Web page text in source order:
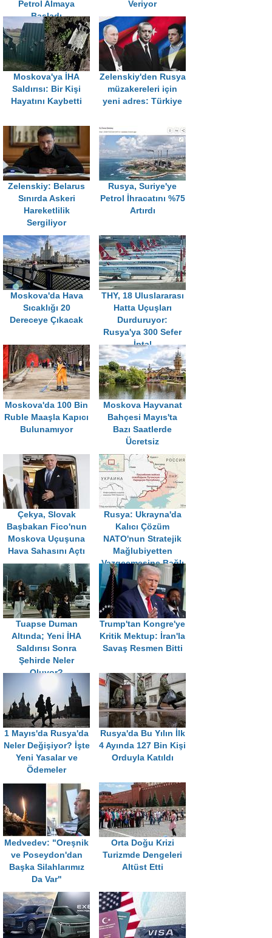
Petrol Almaya
Başladı
Veriyor
Moskova'ya İHA
Saldırısı: Bir Kişi
Hayatını Kaybetti
Zelenskiy'den Rusya
müzakereleri için
yeni adres: Türkiye
Zelenskiy: Belarus
Sınırda Askeri
Hareketlilik
Sergiliyor
Rusya, Suriye'ye
Petrol İhracatını %75
Artırdı
Moskova'da Hava
Sıcaklığı 20
Dereceye Çıkacak
THY, 18 Uluslararası
Hatta Uçuşları
Durduruyor:
Rusya'ya 300 Sefer
İptal
Moskova'da 100 Bin
Ruble Maaşla Kapıcı
Bulunamıyor
Moskova Hayvanat
Bahçesi Mayıs'ta
Bazı Saatlerde
Ücretsiz
Çekya, Slovak
Başbakan Fico'nun
Moskova Uçuşuna
Hava Sahasını Açtı
Rusya: Ukrayna'da
Kalıcı Çözüm
NATO'nun Stratejik
Mağlubiyetten
Vazgeçmesine Bağlı
Tuapse Duman
Altında; Yeni İHA
Saldırısı Sonra
Şehirde Neler
Oluyor?
Trump'tan Kongre'ye
Kritik Mektup: İran'la
Savaş Resmen Bitti
1 Mayıs'da Rusya'da
Neler Değişiyor? İşte
Yeni Yasalar ve
Ödemeler
Rusya'da Bu Yılın İlk
4 Ayında 127 Bin Kişi
Orduyla Katıldı
Medvedev: "Oreşnik
ve Poseydon'dan
Başka Silahlarımız
Da Var"
Orta Doğu Krizi
Turizmde Dengeleri
Altüst Etti